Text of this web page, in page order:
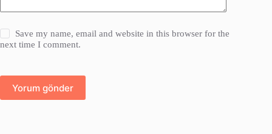
Save my name, email and website in this browser for the
next time I comment.
Yorum gönder